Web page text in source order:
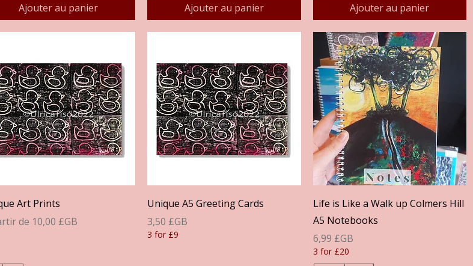
Ajouter au panier Ajouter au panier Ajouter au panier
Aperçu rapide
Art Prints
de 10,00 £GB
promotionnel
Aperçu rapide
Unique A5 Greeting Cards
Prix
3,50 £GB
3 for £9
Aperçu rapide
Life is Like a Walk up Colmers Hill
A5 Notebooks
Prix
6,99 £GB
3 for £20